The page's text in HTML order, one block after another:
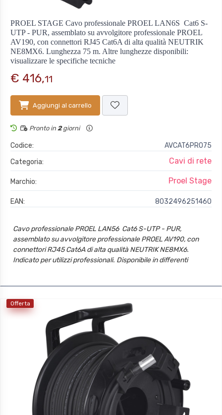
PROEL STAGE Cavo professionale PROEL LAN6S  Cat6 S-
UTP - PUR, assemblato su avvolgitore professionale PROEL
AV190, con connettori RJ45 Cat6A di alta qualità NEUTRIK
NE8MX6. Lunghezza 75 m. Altre lunghezze disponibili:
visualizzare le specifiche tecniche
€ 416,11
Aggiungi al carrello
Pronto in 2giorni
Codice:
AVCAT6PRO75
Categoria:
Cavi di rete
Marchio: Proel Stage
EAN: 8032496251460
Cavo professionale PROEL LAN56  Cat6 S-UTP - PUR,
assemblato su avvolgitore professionale PROEL AV190, con
connettori RJ45 Cat6A di alta qualità NEUTRIK NE8MX6.
Indicato per utilizzi professionali. Disponibile in differenti
Offerta